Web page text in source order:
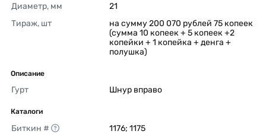
Диаметр, мм
21
Тираж, шт
на сумму 200 070 рублей 75 копеек
(сумма 10 копеек + 5 копеек +2
копейки + 1 копейка + денга +
полушка)
Описание
Гурт Шнур вправо
Каталоги
Биткин #
1176; 1175